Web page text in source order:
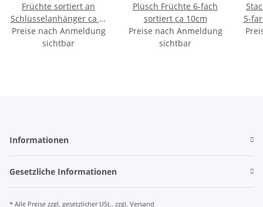
Früchte sortiert an
Schlüsselanhänger ca 3-
6cm
Preise nach Anmeldung
sichtbar
Plüsch Früchte 6-fach
sortiert ca 10cm
Preise nach Anmeldung
sichtbar
5-
Informationen
Gesetzliche Informationen
* Alle Preise zzgl. gesetzlicher USt., zzgl. Versand